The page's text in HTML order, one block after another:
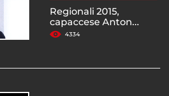
Regionali 2015,
capaccese Anton...
4334